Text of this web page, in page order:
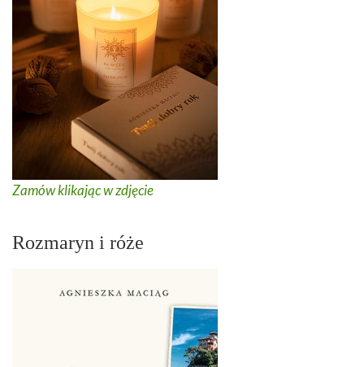
Zamów klikając w zdjęcie
Rozmaryn i róże